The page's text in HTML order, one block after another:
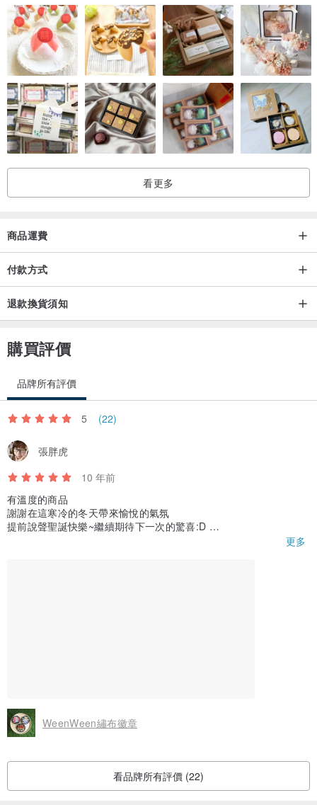
看更多
商品運費
付款方式
退款換貨須知
購買評價
品牌所有評價
5 (22)
張胖虎
10 年前
有溫度的商品
謝謝在這寒冷的冬天帶來愉悅的氣氛
提前說聲聖誕快樂~繼續期待下一次的驚喜:D
更多
WeenWeen繡布徽章
看品牌所有評價 (22)